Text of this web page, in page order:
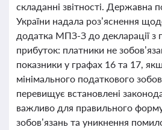
складанні звітності. Державна
України надала роз’яснення
додатка МПЗ-З до декларації з
прибуток: платники не
показники у графах 16 та 17,
мінімального податкового
перевищує встановлені
важливо для правильного
зобов’язань та уникнення